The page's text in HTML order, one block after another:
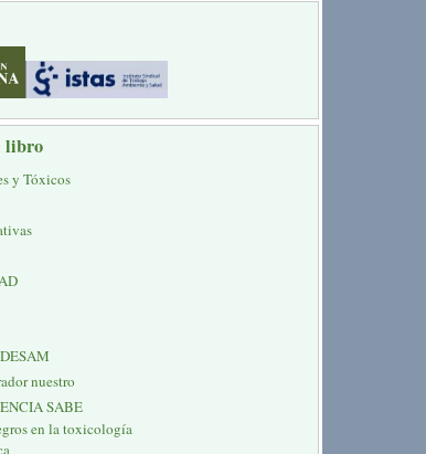
libro
y Tóxicos
nuestro
SABE
en la toxicología